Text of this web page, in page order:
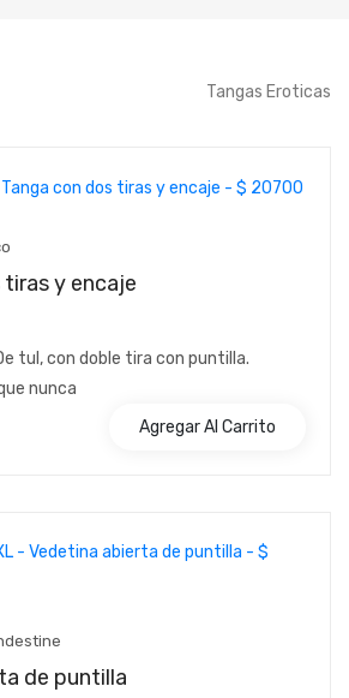
Tangas Eroticas
y encaje
tul, con doble tira con puntilla.
nunca
Agregar Al Carrito
de puntilla